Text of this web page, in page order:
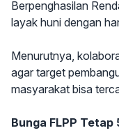
Berpenghasilan
layak huni dengan
Menurutnya,
agar target
masyarakat bisa
Bunga FLPP Tetap